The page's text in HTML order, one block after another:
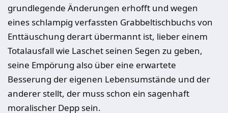
grundlegende Änderungen erhofft und wegen
eines schlampig verfassten Grabbeltischbuchs von
Enttäuschung derart übermannt ist, lieber einem
Totalausfall wie Laschet seinen Segen zu geben,
seine Empörung also über eine erwartete
Besserung der eigenen Lebensumstände und der
anderer stellt, der muss schon ein sagenhaft
moralischer Depp sein.